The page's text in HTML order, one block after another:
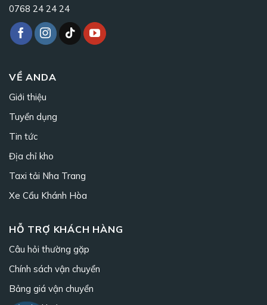
0768 24 24 24
VỀ ANDA
Giới thiệu
Tuyển dụng
Tin tức
Địa chỉ kho
Taxi tải Nha Trang
Xe Cẩu Khánh Hòa
HỖ TRỢ KHÁCH HÀNG
Câu hỏi thường gặp
Chính sách vận chuyển
Bảng giá vận chuyển